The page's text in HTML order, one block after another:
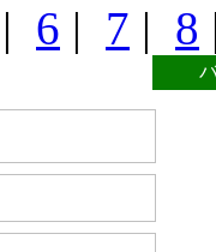
| 6 | 7 | 8